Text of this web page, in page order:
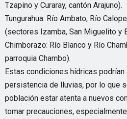
Tzapino y Curaray, cantón Arajuno).
Tungurahua: Río Ambato, Río
(sectores Izamba, San Miguelito y
Chimborazo: Río Blanco y Río
parroquia Chambo).
Estas condiciones hídricas
persistencia de lluvias, por lo que
población estar atenta a nuevos
tomar precauciones,